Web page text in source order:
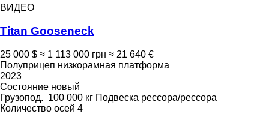
ВИДЕО
Titan Gooseneck
25 000 $ ≈ 1 113 000 грн ≈ 21 640 €
Полуприцеп низкорамная платформа
2023
Состояние новый
Грузопод. 100 000 кг Подвеска рессора/рессора
Количество осей 4